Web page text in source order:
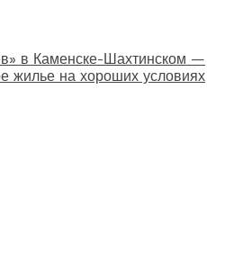
в Каменске-Шахтинском —
жилье на хороших условиях